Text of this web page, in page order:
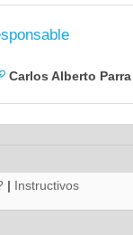
Carlos Alberto
| Instructivos